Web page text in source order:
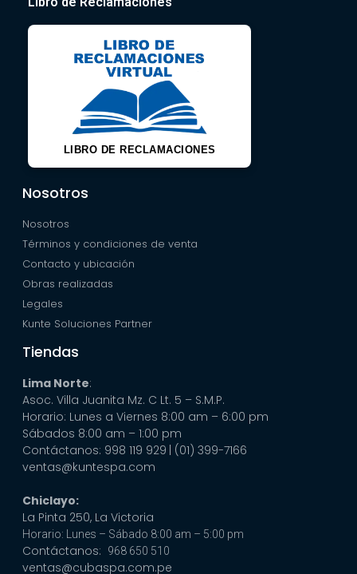
LIBRO DE RECLAMACIONES
Nosotros
Nosotros
Términos y condiciones de venta
Contacto y ubicación
Obras realizadas
Legales
Kunte Soluciones Partner
Tiendas
Lima Norte:
Asoc. Villa Juanita Mz. C Lt. 5 – S.M.P.
Horario: Lunes a Viernes 8:00 am – 6:00 pm
Sábados 8:00 am – 1:00 pm
Contáctanos: 998 119 929 | (01) 399-7166
ventas@kuntespa.com
Chiclayo:
La Pinta 250, La Victoria
Horario: Lunes – Sábado 8:00 am – 5:00 pm
Contáctanos: 968 650 510
ventas@cubaspa.com.pe